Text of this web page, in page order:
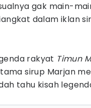
gak main-
dalam iklan
rakyat Timun
sirup Marjan
tahu kisah